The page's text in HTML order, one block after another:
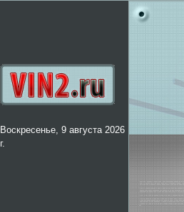
Воскресенье, 9 августа 2026
г.